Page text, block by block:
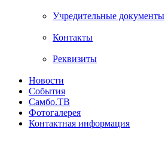
Учредительные документы
Контакты
Реквизиты
Новости
События
Самбо.ТВ
Фотогалерея
Контактная информация